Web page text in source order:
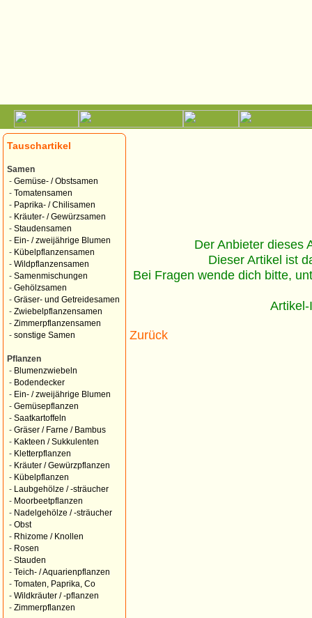
Tauschartikel
Samen
- Gemüse- / Obstsamen
- Tomatensamen
- Paprika- / Chilisamen
- Kräuter- / Gewürzsamen
- Staudensamen
- Ein- / zweijährige Blumen
- Kübelpflanzensamen
- Wildpflanzensamen
- Samenmischungen
- Gehölzsamen
- Gräser- und Getreidesamen
- Zwiebelpflanzensamen
- Zimmerpflanzensamen
- sonstige Samen
Pflanzen
- Blumenzwiebeln
- Bodendecker
- Ein- / zweijährige Blumen
- Gemüsepflanzen
- Saatkartoffeln
- Gräser / Farne / Bambus
- Kakteen / Sukkulenten
- Kletterpflanzen
- Kräuter / Gewürzpflanzen
- Kübelpflanzen
-
Laubgehölze / -sträucher
- Moorbeetpflanzen
- Nadelgehölze / -sträucher
- Obst
- Rhizome / Knollen
- Rosen
- Stauden
- Teich- / Aquarienpflanzen
- Tomaten, Paprika, Co
- Wildkräuter / -pflanzen
- Zimmerpflanzen
Der Anbieter dieses
Dieser Artikel ist
Bei Fragen wende dich bitte,
Zurück